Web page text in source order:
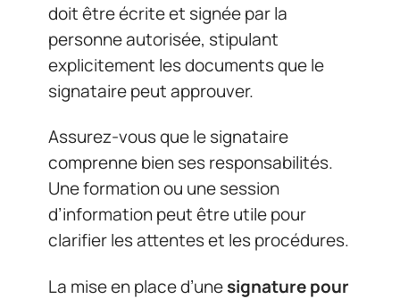
doit être écrite et signée par la
personne autorisée, stipulant
explicitement les documents que le
signataire peut approuver.
Assurez-vous que le signataire
comprenne bien ses responsabilités.
Une formation ou une session
d’information peut être utile pour
clarifier les attentes et les procédures.
La mise en place d’unesignature pour